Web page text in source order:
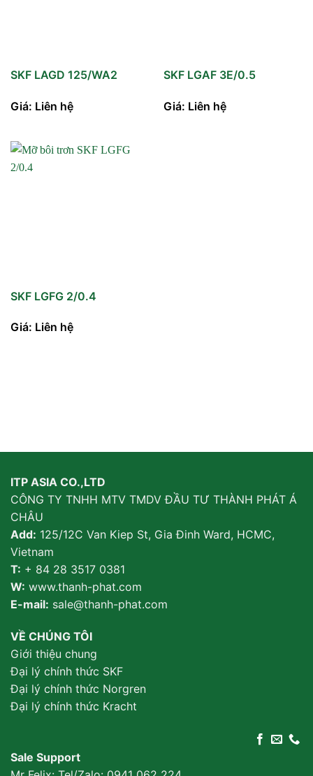
SKF LAGD 125/WA2
Giá: Liên hệ
SKF LGAF 3E/0.5
Giá: Liên hệ
SKF LGFG 2/0.4
Giá: Liên hệ
ITP ASIA CO.,LTD
CÔNG TY TNHH MTV TMDV ĐẦU TƯ THÀNH PHÁT Á
CHÂU
Add: 125/12C Van Kiep St, Gia Đinh Ward, HCMC,
Vietnam
T: + 84 28 3517 0381
W: www.thanh-phat.com
E-mail: sale@thanh-phat.com
VỀ CHÚNG TÔI
Giới thiệu chung
Đại lý chính thức SKF
Đại lý chính thức Norgren
Đại lý chính thức Kracht
Sale Support